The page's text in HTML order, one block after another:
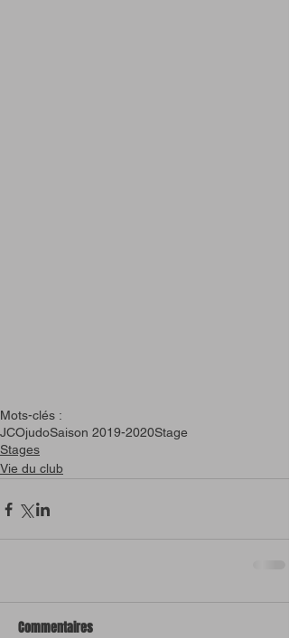
Mots-clés :
JCOjudoSaison 2019-2020Stage
Stages
Vie du club
Commentaires